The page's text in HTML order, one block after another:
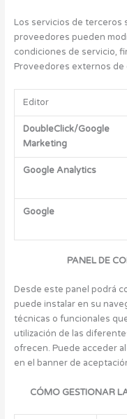
Los servicios de terceros
proveedores pueden
condiciones de servicio,
Proveedores externos de
Editor
DoubleClick/Google
Marketing
Google Analytics
Google
PANEL DE
Desde este panel podrá
puede instalar en su
técnicas o funcionales
utilización de las
ofrecen. Puede acceder
en el banner de
CÓMO GESTIONAR